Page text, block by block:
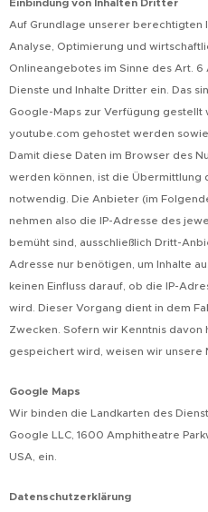
Einbindung von Inhalten Dritter
Auf Grundlage unserer berechtigten
Analyse, Optimierung und
Onlineangebotes im Sinne des Art. 6
Dienste und Inhalte Dritter ein. Das
Google-Maps zur Verfügung gestellt
youtube.com gehostet werden
Damit diese Daten im Browser des
werden können, ist die Übermittlung
notwendig. Die Anbieter (im
nehmen also die IP-Adresse des
bemüht sind, ausschließlich Dritt-
Adresse nur benötigen, um Inhalte
keinen Einfluss darauf, ob die IP-
wird. Dieser Vorgang dient in dem
Zwecken. Sofern wir Kenntnis davon
gespeichert wird, weisen wir unsere
Google Maps
Wir binden die Landkarten des
Google LLC, 1600 Amphitheatre
USA, ein.
Datenschutzerklärung